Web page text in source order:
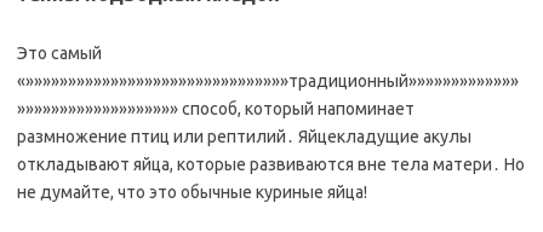
Это самый
«»»»»»»»»»»»»»»»»»»»»»»»»»»»»»»»традиционный»»»»»»»»»»»»»
»»»»»»»»»»»»»»»»»»» способ, который напоминает
размножение птиц или рептилий․ Яйцекладущие акулы
откладывают яйца, которые развиваются вне тела матери․ Но
не думайте, что это обычные куриные яйца!